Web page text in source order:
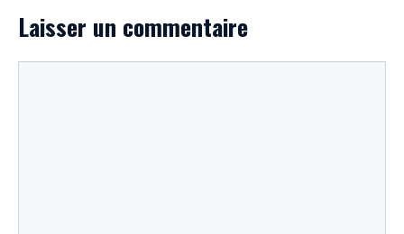
Laisser un commentaire